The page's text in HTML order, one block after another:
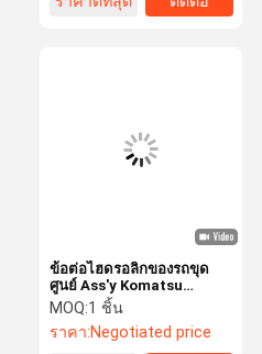
ข้อต่อไฮดรอลิกของรถขุด
ศูนย์ Ass'y Komatsu
PC220-7 PC228UU-3
PC300-7 ศูนย์ข้อต่อ
MOQ:1 ชิ้น
ราคา:Negotiated price